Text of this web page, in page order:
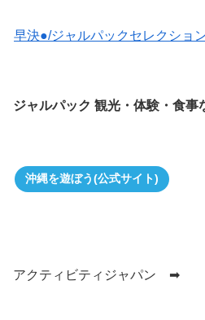
早決●/ジャルパックセレクショ
ジャルパック 観光・体験・食事
沖縄を遊ぼう(公式サイト)
アクティビティジャパン ➡